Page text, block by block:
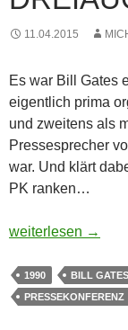
11.04.2015
Es war Bill Gates
eigentlich prima
und zweitens als
Pressesprecher
war. Und klärt
PK ranken…
Mit Bill Gates in
weiterlesen →
1990 BILL GATES
PRESSEKONFERENZ